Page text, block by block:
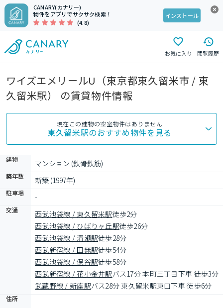
CANARY(カナリー)
物件をアプリでサクサク検索！
(4.8)
インストール
お気に入り 閲覧履歴
ワイズエメリールU（東京都東久留米市 / 東
久留米駅） の賃貸物件情報
現在この建物の空室物件はありません
東久留米駅のおすすめ物件を見る
建物 マンション (鉄骨鉄筋)
築年数 新築 (1997年)
駐車場 -
交通 西武池袋線 / 東久留米駅徒歩2分
西武池袋線 / ひばりヶ丘駅徒歩26分
西武池袋線 / 清瀬駅徒歩28分
西武新宿線 / 田無駅徒歩54分
西武池袋線 / 保谷駅徒歩58分
西武新宿線 / 花小金井駅バス17分 本町三丁目下車 徒歩3分
武蔵野線 / 新座駅バス28分 東久留米駅東口下車 徒歩6分
住所